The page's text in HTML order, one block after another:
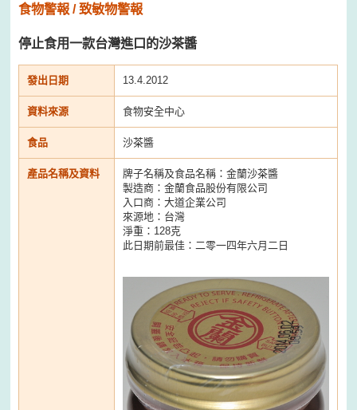
食物警報 / 致敏物警報
停止食用一款台灣進口的沙茶醬
發出日期 13.4.2012
資料來源 食物安全中心
食品 沙茶醬
產品名稱及資料
牌子名稱及食品名稱：金蘭沙茶醬
製造商：金蘭食品股份有限公司
入口商：大道企業公司
來源地：台灣
淨重：128克
此日期前最佳：二零一四年六月二日